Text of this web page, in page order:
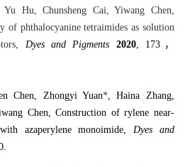
Hu, Chunsheng Cai, Yiwang Chen,
of phthalocyanine tetraimides as solution
Dyes and Pigments 2020, 173，
Chen, Zhongyi Yuan*, Haina Zhang,
Chen, Construction of rylene near-
azaperylene monoimide,Dyes and